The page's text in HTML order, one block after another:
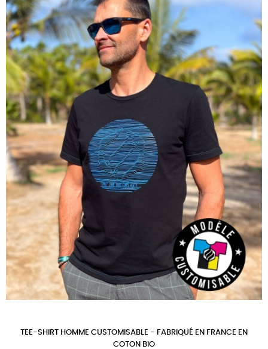
TEE-SHIRT HOMME CUSTOMISABLE - FABRIQUÉ EN FRANCE EN
COTON BIO